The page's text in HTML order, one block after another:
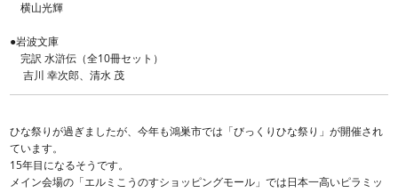
横山光輝
●岩波文庫
完訳 水滸伝（全10冊セット）
吉川 幸次郎、清水 茂
ひな祭りが過ぎましたが、今年も鴻巣市では「びっくりひな祭り」が開催され
ています。
15年目になるそうです。
メイン会場の「エルミこうのすショッピングモール」では日本一高いピラミッ